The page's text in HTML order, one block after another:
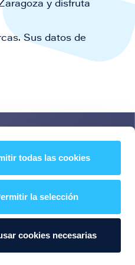
todas las cookies
la selección
cookies necesarias
y disfruta
Sus datos de